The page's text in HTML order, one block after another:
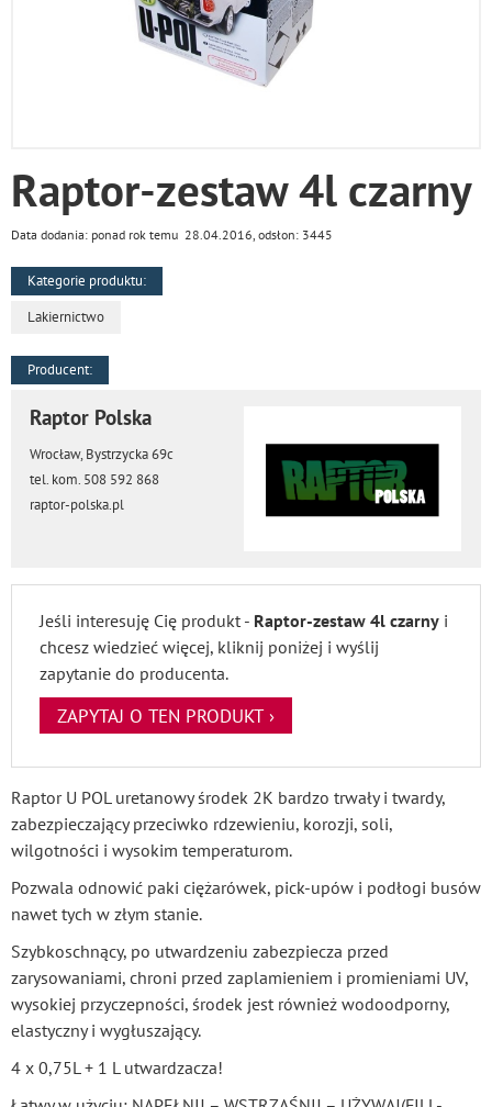
Raptor-zestaw 4l czarny
Data dodania: ponad rok temu 28.04.2016, odsłon: 3445
Kategorie produktu:
Lakiernictwo
Producent:
Raptor Polska
Wrocław, Bystrzycka 69c
tel. kom. 508 592 868
raptor-polska.pl
Jeśli interesuję Cię produkt - Raptor-zestaw 4l czarny i
chcesz wiedzieć więcej, kliknij poniżej i wyślij
zapytanie do producenta.
ZAPYTAJ O TEN PRODUKT ›
Raptor U POL uretanowy środek 2K bardzo trwały i twardy,
zabezpieczający przeciwko rdzewieniu, korozji, soli,
wilgotności i wysokim temperaturom.
Pozwala odnowić paki ciężarówek, pick-upów i podłogi busów
nawet tych w złym stanie.
Szybkoschnący, po utwardzeniu zabezpiecza przed
zarysowaniami, chroni przed zaplamieniem i promieniami UV,
wysokiej przyczepności, środek jest również wodoodporny,
elastyczny i wygłuszający.
4 x 0,75L + 1 L utwardzacza!